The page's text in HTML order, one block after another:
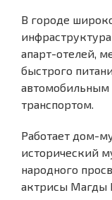
В городе
апарт-отелей,
быстрого
транспортом.
Работает дом-
исторический
народного
актрисы Магды